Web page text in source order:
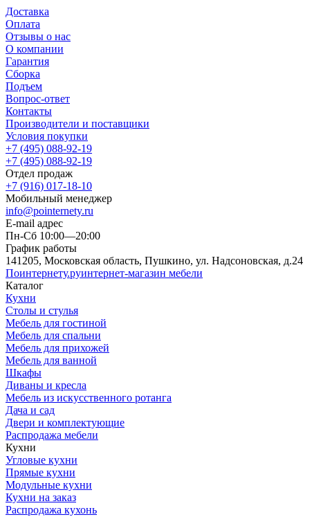
Доставка
Оплата
Отзывы о нас
О компании
Гарантия
Сборка
Подъем
Вопрос-ответ
Контакты
Производители и поставщики
Условия покупки
+7 (495) 088-92-19
+7 (495) 088-92-19
Отдел продаж
+7 (916) 017-18-10
Мобильный менеджер
info@pointernety.ru
E-mail адрес
Пн-Сб 10:00—20:00
График работы
141205, Московская область, Пушкино, ул. Надсоновская, д.24
Поинтернету.руинтернет-магазин мебели
Каталог
Кухни
Столы и стулья
Мебель для гостиной
Мебель для спальни
Мебель для прихожей
Мебель для ванной
Шкафы
Диваны и кресла
Мебель из искусственного ротанга
Дача и сад
Двери и комплектующие
Распродажа мебели
Кухни
Угловые кухни
Прямые кухни
Модульные кухни
Кухни на заказ
Распродажа кухонь